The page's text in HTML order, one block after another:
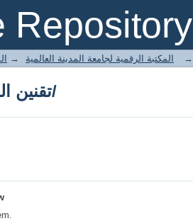
Repository
E-Books المكتبة الرقمية لجامعة المدينة العالمية → →
تقنين الشريعة أضراره ومفاسده/